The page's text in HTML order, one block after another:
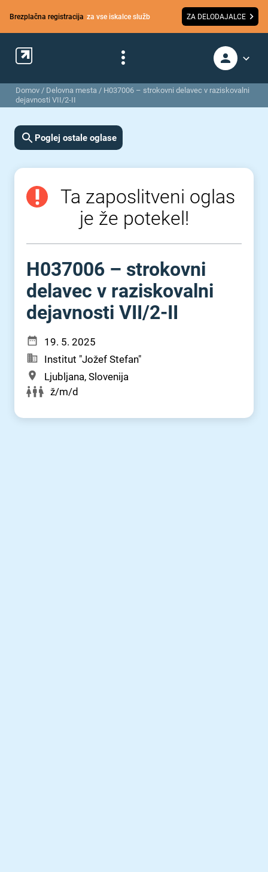
Brezplačna registracija za vse iskalce služb ZA DELODAJALCE
Domov / Delovna mesta / H037006 – strokovni delavec v raziskovalni
dejavnosti VII/2-II
Poglej ostale oglase
Ta zaposlitveni oglas
je že potekel!
H037006 – strokovni
delavec v raziskovalni
dejavnosti VII⁠/⁠2-II
19. 5. 2025
Institut "Jožef Stefan"
Ljubljana, Slovenija
ž/m/d